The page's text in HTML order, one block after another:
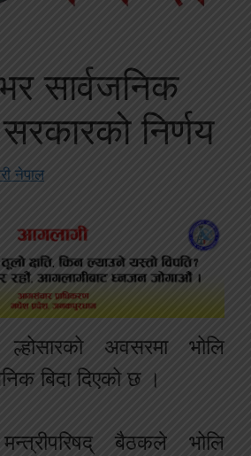
सार्वजनिक
निर्णय
नेपाल
अवसरमा भोलि
बिदा दिएको छ ।
बैठकले भोलि